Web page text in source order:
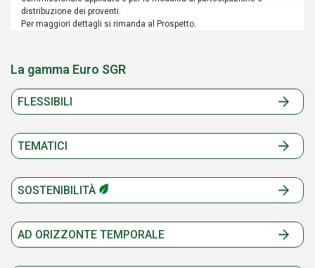
distribuzione dei proventi.
Per maggiori dettagli si rimanda al Prospetto.
La gamma Euro SGR
FLESSIBILI
TEMATICI
SOSTENIBILITÀ
AD ORIZZONTE TEMPORALE